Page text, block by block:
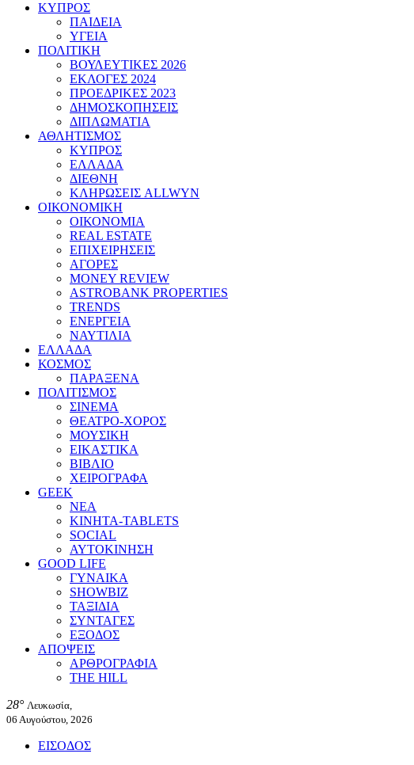
ΚΥΠΡΟΣ
ΠΑΙΔΕΙΑ
ΥΓΕΙΑ
ΠΟΛΙΤΙΚΗ
ΒΟΥΛΕΥΤΙΚΕΣ 2026
ΕΚΛΟΓΕΣ 2024
ΠΡΟΕΔΡΙΚΕΣ 2023
ΔΗΜΟΣΚΟΠΗΣΕΙΣ
ΔΙΠΛΩΜΑΤΙΑ
ΑΘΛΗΤΙΣΜΟΣ
ΚΥΠΡΟΣ
ΕΛΛΑΔΑ
ΔΙΕΘΝΗ
ΚΛΗΡΩΣΕΙΣ ALLWYN
ΟΙΚΟΝΟΜΙΚΗ
ΟΙΚΟΝΟΜΙΑ
REAL ESTATE
ΕΠΙΧΕΙΡΗΣΕΙΣ
ΑΓΟΡΕΣ
MONEY REVIEW
ASTROBANK PROPERTIES
TRENDS
ΕΝΕΡΓΕΙΑ
ΝΑΥΤΙΛΙΑ
ΕΛΛΑΔΑ
ΚΟΣΜΟΣ
ΠΑΡΑΞΕΝΑ
ΠΟΛΙΤΙΣΜΟΣ
ΣΙΝΕΜΑ
ΘΕΑΤΡΟ-ΧΟΡΟΣ
ΜΟΥΣΙΚΗ
ΕΙΚΑΣΤΙΚΑ
ΒΙΒΛΙΟ
ΧΕΙΡΟΓΡΑΦΑ
GEEK
ΝΕΑ
ΚΙΝΗΤΑ-TABLETS
SOCIAL
ΑΥΤΟΚΙΝΗΣΗ
GOOD LIFE
ΓΥΝΑΙΚΑ
SHOWBIZ
ΤΑΞΙΔΙΑ
ΣΥΝΤΑΓΕΣ
ΕΞΟΔΟΣ
ΑΠΟΨΕΙΣ
ΑΡΘΡΟΓΡΑΦΙΑ
THE HILL
28° Λευκωσία,
06 Αυγούστου, 2026
ΕΙΣΟΔΟΣ